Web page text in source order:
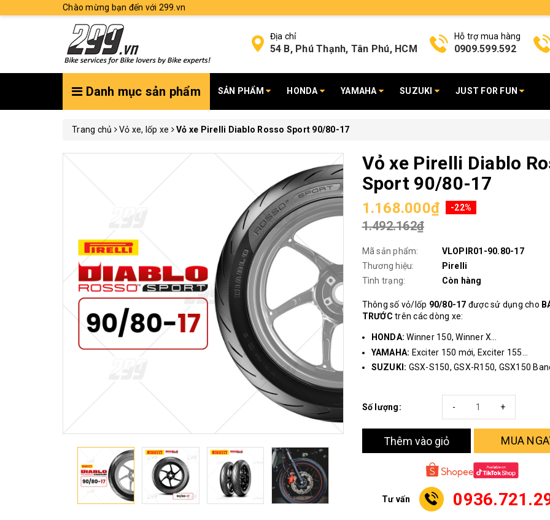
Chào mừng bạn đến với 299.vn
Địa chỉ
54 B, Phú Thạnh, Tân Phú, HCM
Hỗ trợ mua hàng
0909.599.592
Danh mục sản phẩm SẢN PHẨM HONDA YAMAHA SUZUKI JUST FOR FUN
Trang chủ Vỏ xe, lốp xe Vỏ xe Pirelli Diablo Rosso Sport 90/80-17
Vỏ xe Pirelli Diablo
Sport 90/80-17
1.168.000₫ -22%
1.492.162₫
Mã sản phẩm:
VLOPIR01-90.80-17
Thương hiệu:
Pirelli
Tình trạng:
Còn hàng
Thông số vỏ/lốp 90/80-17 được sử dụng cho
TRƯỚC trên các dòng xe:
HONDA: Winner 150, Winner X…
YAMAHA: Exciter 150 mới, Exciter 155…
SUZUKI: GSX-S150, GSX-R150, GSX150
Số lượng: +
-
Thêm vào giỏ MUA
Tư vấn